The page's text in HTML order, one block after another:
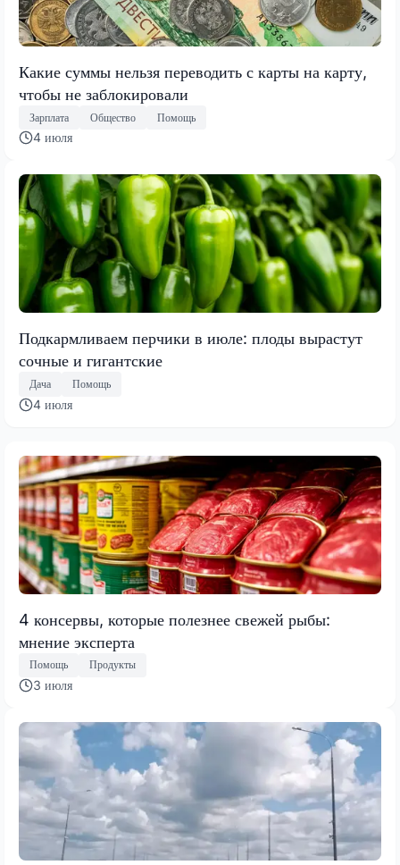
Какие суммы нельзя переводить с карты на карту,
чтобы не заблокировали
Зарплата Общество Помощь
4 июля
Подкармливаем перчики в июле: плоды вырастут
сочные и гигантские
Дача Помощь
4 июля
4 консервы, которые полезнее свежей рыбы:
мнение эксперта
Помощь Продукты
3 июля